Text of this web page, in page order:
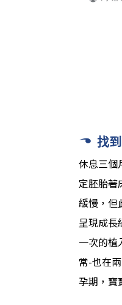
找
休息三個
定胚胎著
緩慢，但
呈現成長
一次的植
常-也在
孕期，寶